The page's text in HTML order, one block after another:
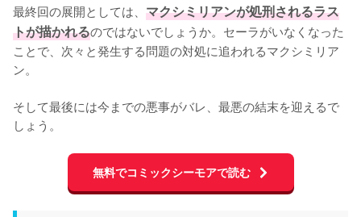
最終回の展開としては、 マクシミリアンが処刑されるラス
トが描かれるのではないでしょうか。セーラがいなくなった
ことで、次々と発生する問題の対処に追われるマクシミリア
ン。
そして最後には今までの悪事がバレ、最悪の結末を迎えるで
しょう。
無料でコミックシーモアで読む